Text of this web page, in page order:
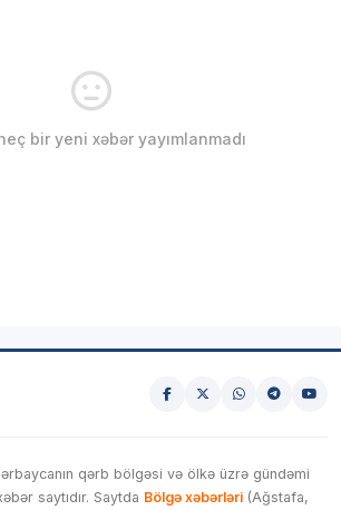
bir yeni xəbər yayımlanmadı
qərb bölgəsi və ölkə üzrə gündəmi
saytıdır. Saytda Bölgə xəbərləri (Ağstafa,